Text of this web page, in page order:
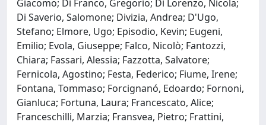
Giacomo; Di Franco, Gregorio; Di Lorenzo, Nicola;
Di Saverio, Salomone; Divizia, Andrea; D'Ugo,
Stefano; Elmore, Ugo; Episodio, Kevin; Eugeni,
Emilio; Evola, Giuseppe; Falco, Nicolò; Fantozzi,
Chiara; Fassari, Alessia; Fazzotta, Salvatore;
Fernicola, Agostino; Festa, Federico; Fiume, Irene;
Fontana, Tommaso; Forcignanó, Edoardo; Fornoni,
Gianluca; Fortuna, Laura; Francescato, Alice;
Franceschilli, Marzia; Fransvea, Pietro; Frattini,